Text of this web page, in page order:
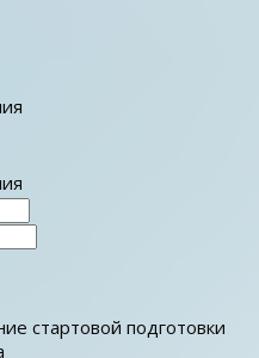
стартовой подготовки